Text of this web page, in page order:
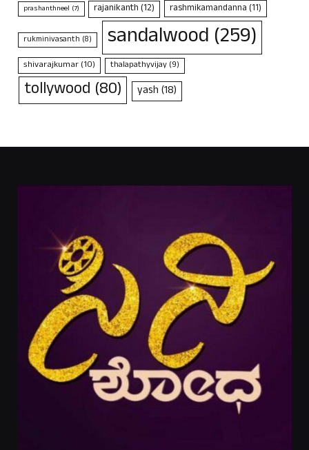
prashanthneel (7) rajanikanth(12) rashmikamandanna(11)
rukminivasanth (8) sandalwood (259)
shivarajkumar(10) thalapathyvijay(9)
tollywood (80) yash(18)